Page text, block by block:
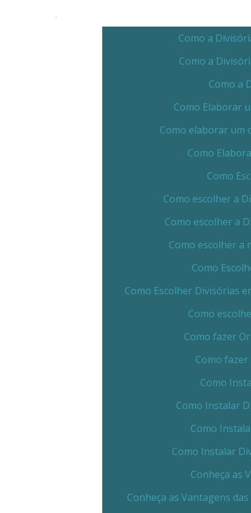
Como a
Como a
Como a
Como Elaborar
Como elaborar um
Como
Como
Como escolher a
Como escolher a
Como escolher a
Como
Como Escolher Divisórias
Como
Como fazer
Como
Como
Como Instalar
Como
Como Instalar
Conheça as
Conheça as Vantagens